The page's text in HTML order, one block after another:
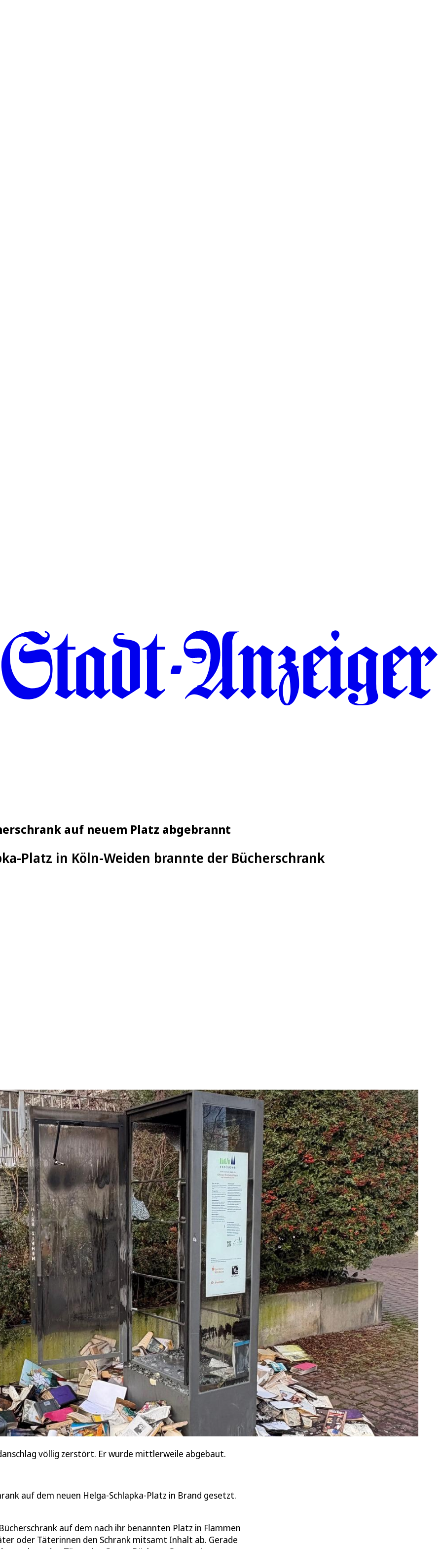
auf neuem Platz abgebrannt
Platz in Köln-Weiden brannte der Bücherschrank
völlig zerstört. Er wurde mittlerweile abgebaut.
auf dem neuen Helga‑Schlapka‑Platz in Brand gesetzt.
auf dem nach ihr benannten Platz in Flammen
oder Täterinnen den Schrank mitsamt Inhalt ab. Gerade